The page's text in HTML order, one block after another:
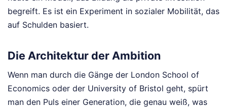
begreift. Es ist ein Experiment in sozialer Mobilität, das
auf Schulden basiert.
Die Architektur der Ambition
Wenn man durch die Gänge der London School of
Economics oder der University of Bristol geht, spürt
man den Puls einer Generation, die genau weiß, was